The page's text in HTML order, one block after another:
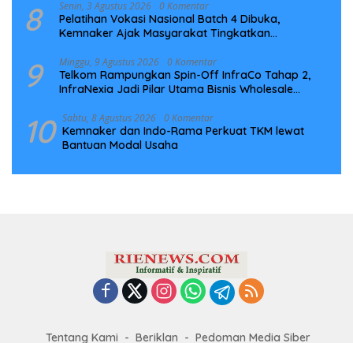
8 Senin, 3 Agustus 2026 0 Komentar
Pelatihan Vokasi Nasional Batch 4 Dibuka,
Kemnaker Ajak Masyarakat Tingkatkan
9 Minggu, 9 Agustus 2026 0 Komentar
Telkom Rampungkan Spin-Off InfraCo Tahap 2,
InfraNexia Jadi Pilar Utama Bisnis Wholesale
10 Sabtu, 8 Agustus 2026 0 Komentar
Kemnaker dan Indo-Rama Perkuat TKM lewat
Bantuan Modal Usaha
Tentang Kami Beriklan Pedoman Media Siber